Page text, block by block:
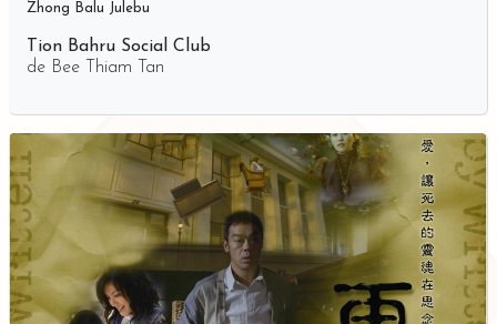
Zhong Balu Julebu
Tion Bahru Social Club
de Bee Thiam Tan